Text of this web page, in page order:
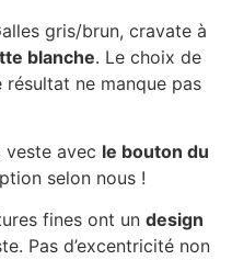
gris/brun, cravate à
blanche. Le choix de
ne manque pas
veste avec le bouton du
selon nous !
fines ont un design
Pas d’excentricité non